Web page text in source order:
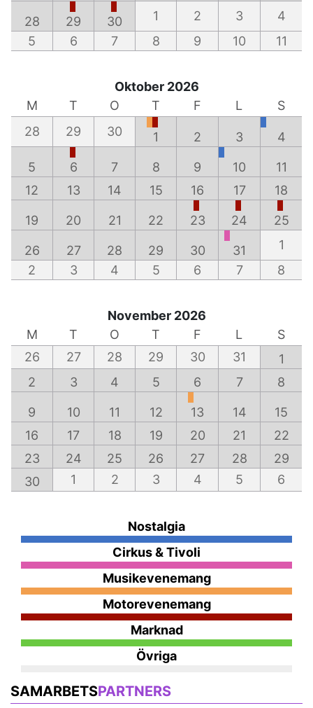
28 29 30 1 2 3
4
5
6 7 8 9 10 11
Oktober 2026
M
T O T F L
S
28
29 30 1 2 3 4
5 6 7 8 9 10
11
12
13 14 15 16 17 18
19 20 21 22 23 24 25
26 27 28 29 30 31
1
2
3 4 5 6 7 8
November 2026
M
T O T F L
S
26
27 28 29 30 31
1
2
3 4 5 6 7 8
9 10 11 12 13 14
15
16
17 18 19 20 21
22
23
24 25 26 27 28
29
30
1 2 3 4 5 6
Nostalgia
Cirkus & Tivoli
Musikevenemang
Motorevenemang
Marknad
Övriga
SAMARBETSPARTNERS